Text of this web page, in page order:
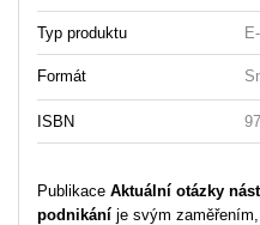
Typ produktu
Formát
ISBN
Publikace Aktuální otázky
podnikání je svým